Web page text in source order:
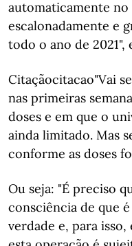
automaticamente
escalonadamente e
todo o ano de 2021",
Citaçãocitacao"Vai
nas primeiras
doses e em que o
ainda limitado. Mas
conforme as doses
Ou seja: "É preciso
consciência de que
verdade e, para